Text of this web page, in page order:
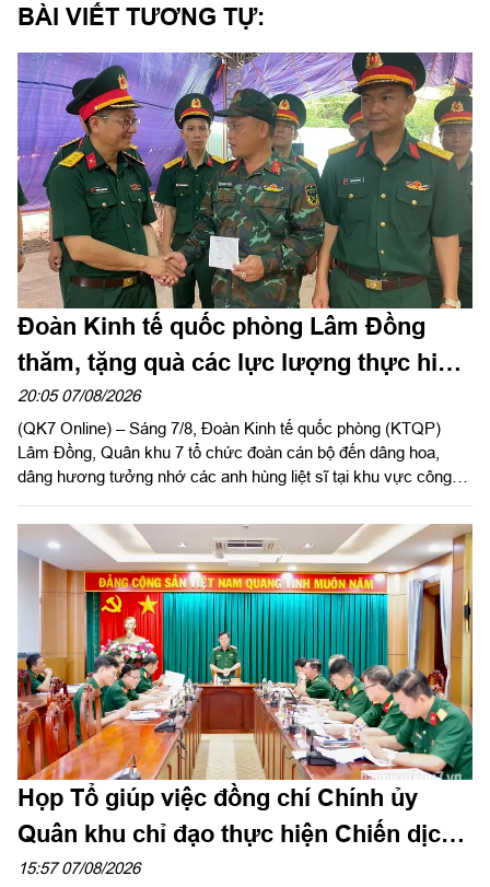
BÀI VIẾT TƯƠNG TỰ:
Đoàn Kinh tế quốc phòng Lâm Đồng
thăm, tặng quà các lực lượng thực hiện
nhiệm vụ tìm kiếm, quy tập hài cốt liệt sĩ
20:05 07/08/2026
(QK7 Online) – Sáng 7/8, Đoàn Kinh tế quốc phòng (KTQP)
Lâm Đồng, Quân khu 7 tổ chức đoàn cán bộ đến dâng hoa,
dâng hương tưởng nhớ các anh hùng liệt sĩ tại khu vực công
Đồng Nai do Thượng tá Đinh Nho Hùng, Đoàn trưởng Đoàn
KTQP Lâm Đồng làm trưởng đoàn.
Họp Tổ giúp việc đồng chí Chính ủy
Quân khu chỉ đạo thực hiện Chiến dịch
500 ngày đêm
15:57 07/08/2026